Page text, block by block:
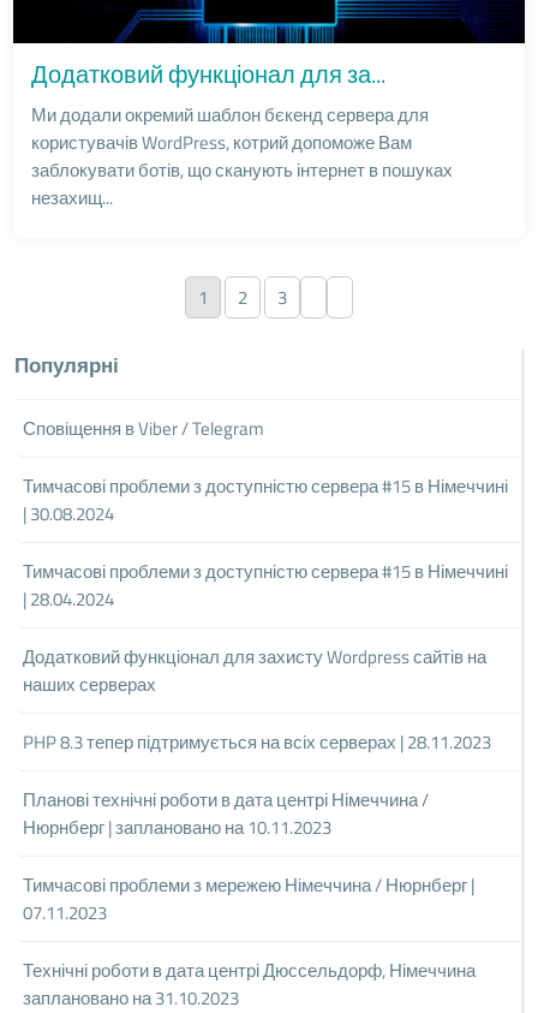
Додатковий функціонал для за...
Ми додали окремий шаблон бєкенд сервера для
користувачів WordPress, котрий допоможе Вам
заблокувати ботів, що сканують інтернет в пошуках
незахищ...
1 2 3
Популярні
Сповіщення в Viber / Telegram
Тимчасові проблеми з доступністю сервера #15 в Німеччині
| 30.08.2024
Тимчасові проблеми з доступністю сервера #15 в Німеччині
| 28.04.2024
Додатковий функціонал для захисту Wordpress сайтів на
наших серверах
PHP 8.3 тепер підтримується на всіх серверах | 28.11.2023
Планові технічні роботи в дата центрі Німеччина /
Нюрнберг | заплановано на 10.11.2023
Тимчасові проблеми з мережею Німеччина / Нюрнберг |
07.11.2023
Технічні роботи в дата центрі Дюссельдорф, Німеччина
заплановано на 31.10.2023